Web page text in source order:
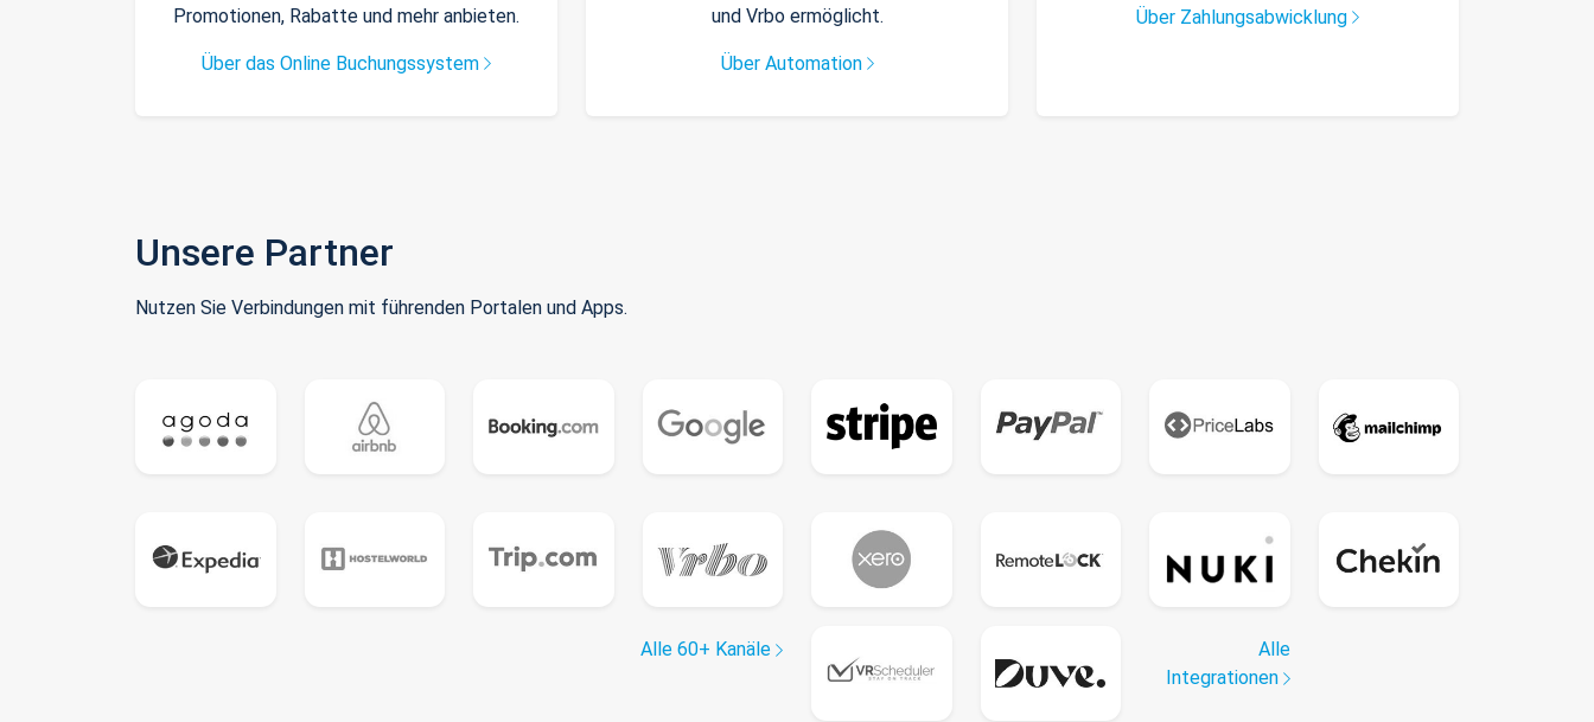
Promotionen, Rabatte und mehr anbieten.
Über das Online Buchungssystem
und Vrbo ermöglicht.
Über Automation
Über Zahlungsabwicklung
Unsere Partner
Nutzen Sie Verbindungen mit führenden Portalen und Apps.
Alle 60+ Kanäle
Alle
Integrationen